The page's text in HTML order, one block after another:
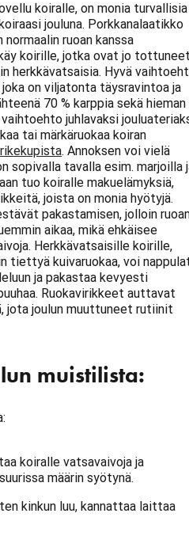
koiralle, on monia turvallisia
jouluna. Porkkanalaatikko
ruoan kanssa
koirille, jotka ovat jo
herkkävatsaisia. Hyvä
on viljatonta täysravintoa ja
70 % karppia sekä hieman
vaihtoehto juhlavaksi
tai märkäruokaa koiran
. Annoksen voi vielä
sopivalla tavalla esim. marjoilla
tuo koiralle makuelämyksiä,
joista on monia hyötyjä.
pakastamisen, jolloin
aikaa, mikä ehkäisee
Herkkävatsaisille koirille,
tiettyä kuivaruokaa, voi
ja pakastaa kevyesti
Ruokavirikkeet auttavat
jota joulun muuttuneet rutiinit
muistilista:
koiralle vatsavaivoja ja
määrin syötynä.
kinkun luu, kannattaa laittaa